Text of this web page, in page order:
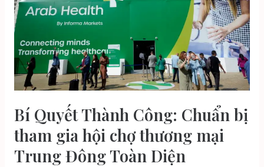
–
Ả
Rập:
Cơ
hội
Mới
Bí Quyết Thành Công: Chuẩn bị
tham gia hội chợ thương mại
Trung Đông Toàn Diện